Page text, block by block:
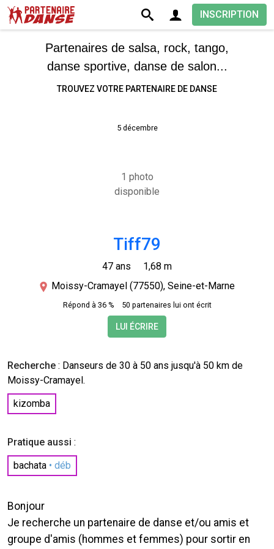
INSCRIPTION
Partenaires de salsa, rock, tango,
danse sportive, danse de salon...
TROUVEZ VOTRE PARTENAIRE DE DANSE
5 décembre
1 photo
disponible
Tiff79
47 ans
1,68 m
Moissy-Cramayel (77550), Seine-et-Marne
Répond à 36 % 50 partenaires lui ont écrit
LUI ÉCRIRE
Recherche : Danseurs de 30 à 50 ans jusqu'à 50 km de
Moissy-Cramayel.
kizomba
Pratique aussi :
bachata • déb
Bonjour
Je recherche un partenaire de danse et/ou amis et
groupe d'amis (hommes et femmes) pour sortir en